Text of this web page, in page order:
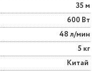
35 м
600 Вт
48 л/мин
5 кг
Китай